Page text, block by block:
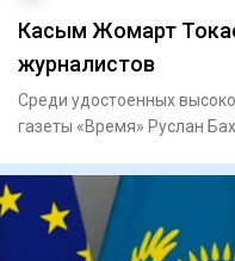
Касым Жомарт
журналистов
Среди удостоенных
газеты «Время» Руслан